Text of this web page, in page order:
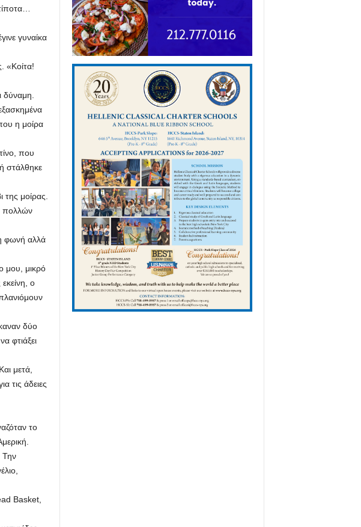
γυναίκα
«Κοίτα!
δύναμη.
η μοίρα
που
στάλθηκε
της μοίρας.
πολλών
φωνή αλλά
μου, μικρό
ο
δύο
φτιάξει
μετά,
τις άδειες
το
Basket,